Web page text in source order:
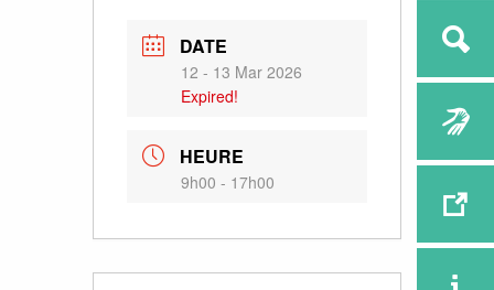
DATE
12 - 13 Mar 2026
Expired!
HEURE
9h00 - 17h00